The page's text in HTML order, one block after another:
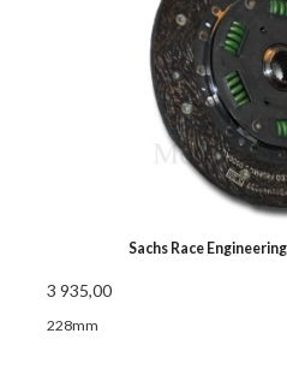
Sachs Race
3 935,00
228mm